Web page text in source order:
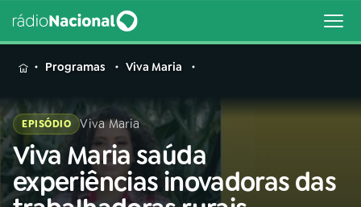
MENU
Buscar
na
Rádio
Buscar
Programas Viva Maria
EPISÓDIO Viva Maria
Viva Maria saúda
experiências inovadoras das